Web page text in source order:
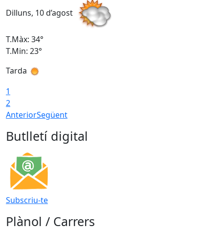
Dilluns, 10 d’agost
T.Màx: 34°
T.Min: 23°
Tarda
1
2
AnteriorSegüent
Butlletí digital
Subscriu-te
Plànol / Carrers